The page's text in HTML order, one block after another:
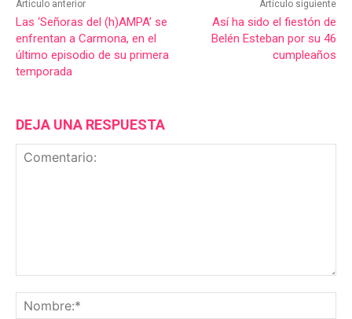
Artículo anterior
Las ‘Señoras del (h)AMPA’ se
enfrentan a Carmona, en el
último episodio de su primera
temporada
Artículo siguiente
Así ha sido el fiestón de
Belén Esteban por su 46
cumpleaños
DEJA UNA RESPUESTA